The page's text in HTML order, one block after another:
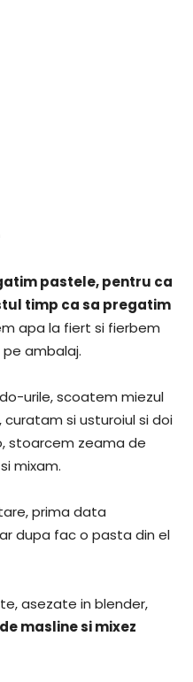
pastele, pentru ca
timp ca sa pregatim
apa la fiert si fierbem
ambalaj.
urile, scoatem miezul
si usturoiul si doi
stoarcem zeama de
mixam.
prima data
dupa fac o pasta din el
asezate in blender,
masline si mixez